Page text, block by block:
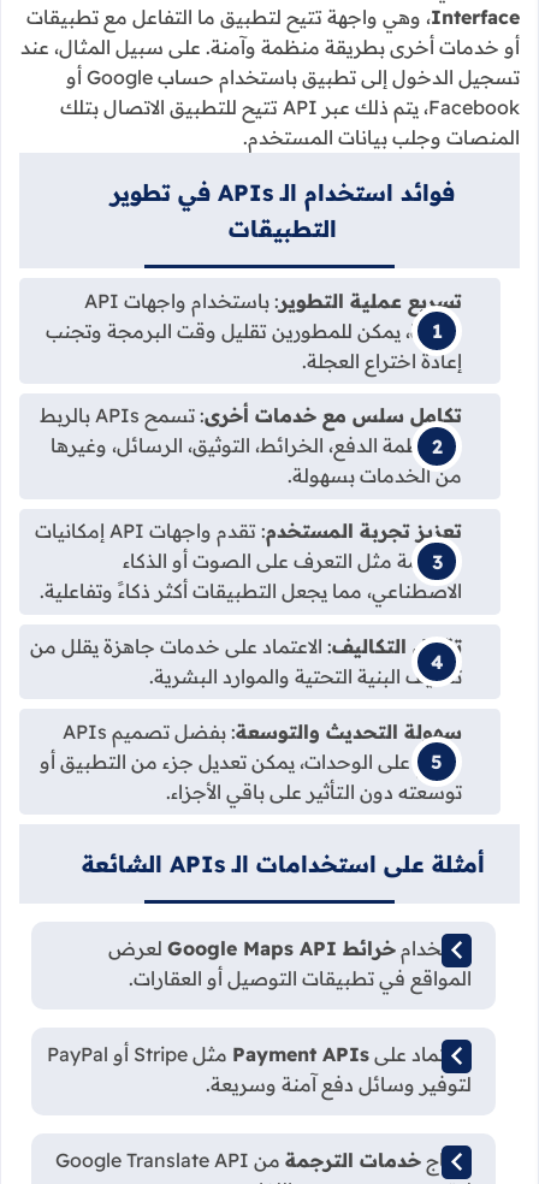
Interface، وهي واجهة تتيح لتطبيق ما التفاعل مع تطبيقات
أو خدمات أخرى بطريقة منظمة وآمنة. على سبيل المثال، عند
تسجيل الدخول إلى تطبيق باستخدام حساب Google أو
Facebook، يتم ذلك عبر API تتيح للتطبيق الاتصال بتلك
المنصات وجلب بيانات المستخدم.
فوائد استخدام الـ APIs في تطوير
التطبيقات
تسريع عملية التطوير
: باستخدام واجهات API
جاهزة، يمكن للمطورين تقليل وقت البرمجة وتجنب
إعادة اختراع العجلة.
تكامل سلس مع خدمات أخرى
: تسمح APIs بالربط
مع أنظمة الدفع، الخرائط، التوثيق، الرسائل، وغيرها
من الخدمات بسهولة.
تعزيز تجربة المستخدم
: تقدم واجهات API إمكانيات
متقدمة مثل التعرف على الصوت أو الذكاء
الاصطناعي، مما يجعل التطبيقات أكثر ذكاءً وتفاعلية.
تقليل التكاليف: الاعتماد على خدمات جاهزة يقلل من
تكاليف البنية التحتية والموارد البشرية.
سهولة التحديث والتوسعة
: بفضل تصميم APIs
القائم على الوحدات، يمكن تعديل جزء من التطبيق أو
توسعته دون التأثير على باقي الأجزاء.
أمثلة على استخدامات الـ APIs الشائعة
استخدام خرائط Google Maps API
لعرض
المواقع في تطبيقات التوصيل أو العقارات.
الاعتماد على Payment APIs
مثل Stripe أو PayPal
لتوفير وسائل دفع آمنة وسريعة.
إدماج خدمات الترجمة
من Google Translate API